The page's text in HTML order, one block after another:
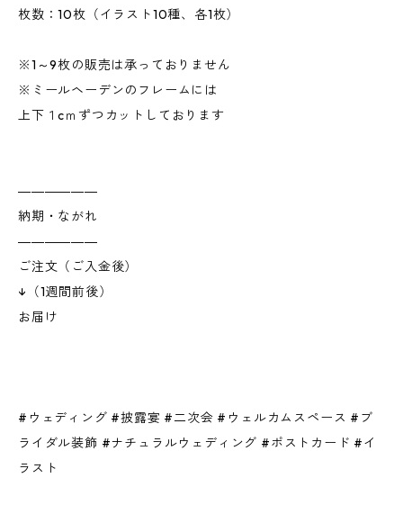
枚数：10枚（イラスト10種、各1枚）
※1～9枚の販売は承っておりません
※ミールヘーデンのフレームには
上下１cｍずつカットしております
――――――
納期・ながれ
――――――
ご注文（ご入金後）
↓（1週間前後）
お届け
#ウェディング #披露宴 #二次会 #ウェルカムスペース #ブ
ライダル装飾 #ナチュラルウェディング #ポストカード #イ
ラスト